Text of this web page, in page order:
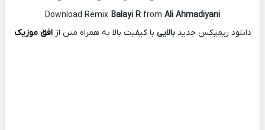
Download Remix Balayi R from Ali Ahmadiyani
دانلود ریمیکس جدیدبالایی با کیفیت بالا به همراه متن ازافق موزیک